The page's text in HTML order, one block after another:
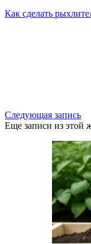
Как сделать
Следующая запись
Еще записи из этой